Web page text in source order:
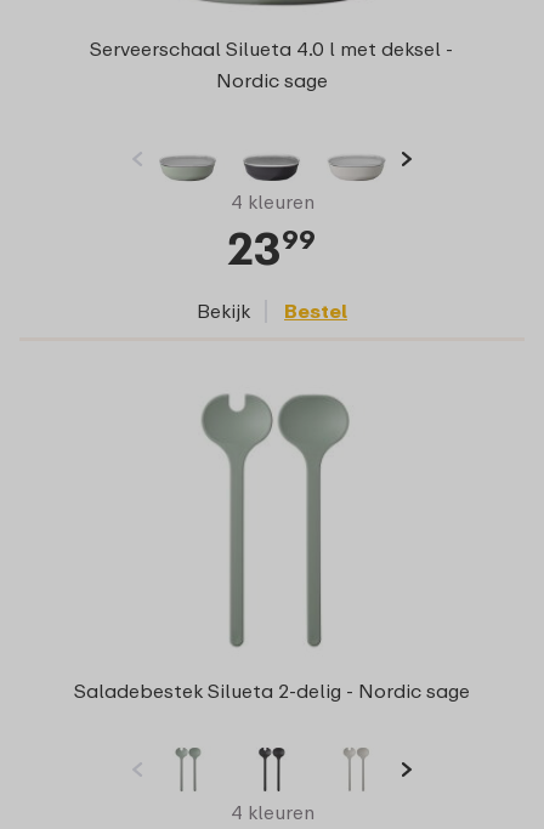
Serveerschaal Silueta 4.0 l met deksel -
Nordic sage
4 kleuren
2399
Bekijk Bestel
Saladebestek Silueta 2-delig - Nordic sage
4 kleuren